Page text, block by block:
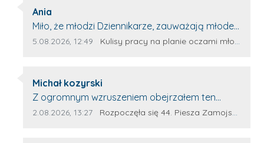
Autor komentarza:
Ania
Treść komentarza:
Miło, że młodzi Dziennikarze, zauważają młode
talenty, które dopiero wkraczają na rynek
który przeprowadzi Pan Artur.
Data dodania komentarza:
5.08.2026, 12:49 Źródło komentarza:
Kulisy pracy na planie oczami młodego filmowca
Autor komentarza:
Michał kozyrski
Treść komentarza:
Z ogromnym wzruszeniem obejrzałem ten
materiał. ❤️ Jestem naprawdę dumny z Ewy
Data dodania komentarza:
2.08.2026, 13:27 Źródło komentarza:
Rozpoczęła się 44. Piesza Zamojsko-Lubaczowska Pielgrzymka na Jasną Górę!